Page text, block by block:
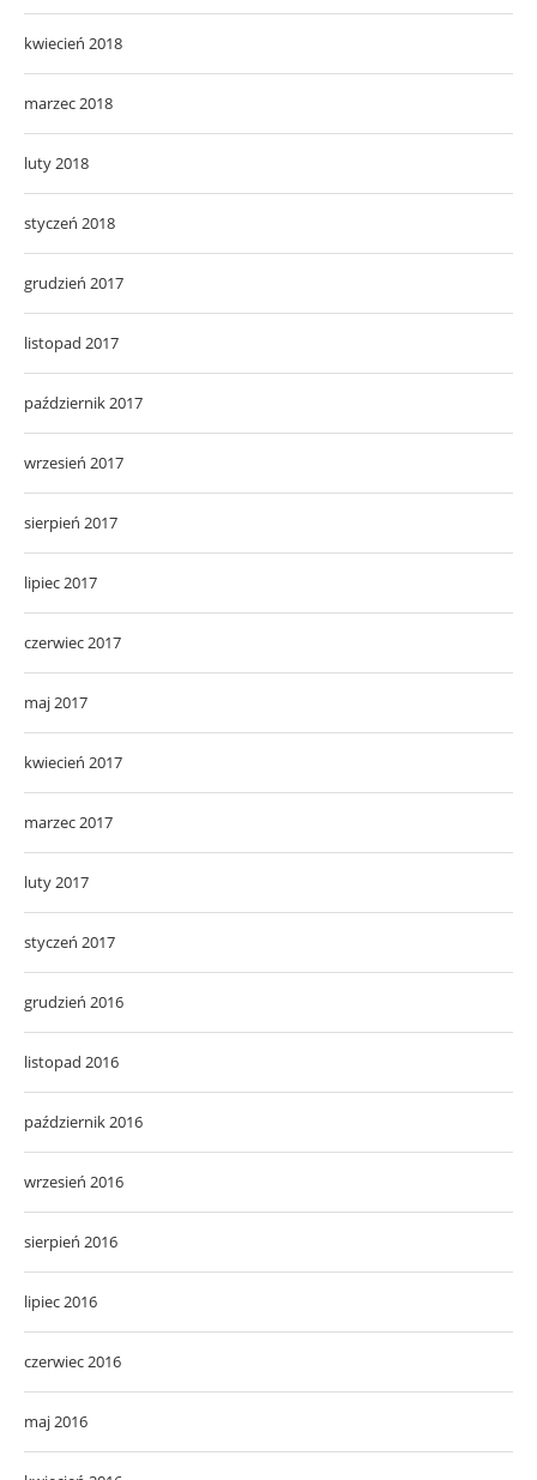
kwiecień 2018
marzec 2018
luty 2018
styczeń 2018
grudzień 2017
listopad 2017
październik 2017
wrzesień 2017
sierpień 2017
lipiec 2017
czerwiec 2017
maj 2017
kwiecień 2017
marzec 2017
luty 2017
styczeń 2017
grudzień 2016
listopad 2016
październik 2016
wrzesień 2016
sierpień 2016
lipiec 2016
czerwiec 2016
maj 2016